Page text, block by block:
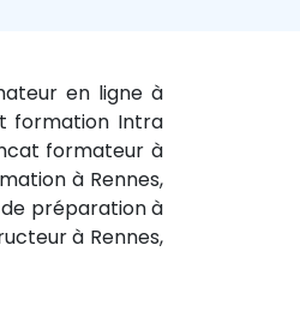
en ligne à
formation Intra
formateur à
à Rennes,
préparation à
à Rennes,